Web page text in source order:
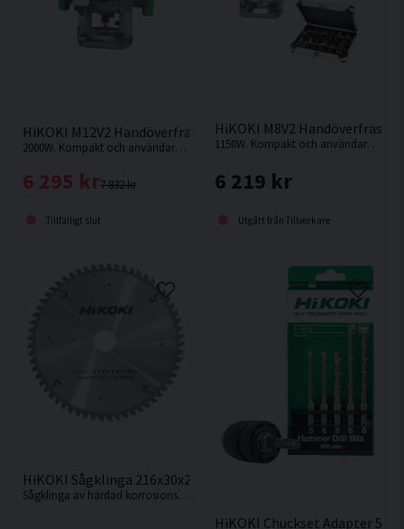
HiKOKI M12V2 Handöverfräs (2000W)
2000W. Kompakt och användarvänlig handöverfräs med hög arbetseffekt.
7 832 kr
6 295 kr
Tillfälligt slut
HiKOKI M8V2
1150W. Kompakt och användarvänlig handöverfräs med hög arbetseffekt.
6 219 kr
Utgått från Tillverkare
HiKOKI Sågklinga 216x30x2,3mm 60T (Alu)
Sågklinga av härdad korrosionsbeständigt stål för kapning utav aluminiumsmaterialer
HiKOKI Chuckset Adapter 5st